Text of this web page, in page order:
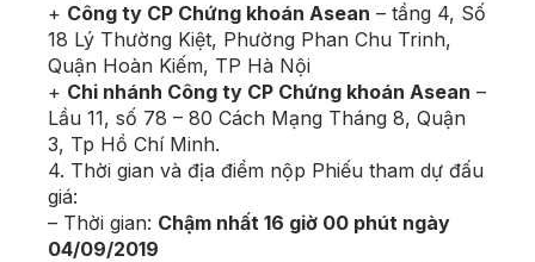
+ Công ty CP Chứng khoán Asean – tầng 4, Số
18 Lý Thường Kiệt, Phường Phan Chu Trinh,
Quận Hoàn Kiếm, TP Hà Nội
+ Chi nhánh Công ty CP Chứng khoán Asean –
Lầu 11, số 78 – 80 Cách Mạng Tháng 8, Quận
3, Tp Hồ Chí Minh.
4. Thời gian và địa điểm nộp Phiếu tham dự đấu
giá:
– Thời gian: Chậm nhất 16 giờ 00 phút ngày
04/09/2019